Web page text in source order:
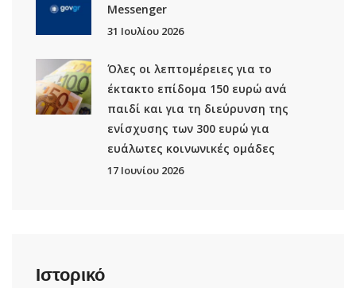
Μessenger
31 Ιουλίου 2026
Όλες οι λεπτομέρειες για το
έκτακτο επίδομα 150 ευρώ ανά
παιδί και για τη διεύρυνση της
ενίσχυσης των 300 ευρώ για
ευάλωτες κοινωνικές ομάδες
17 Ιουνίου 2026
Ιστορικό